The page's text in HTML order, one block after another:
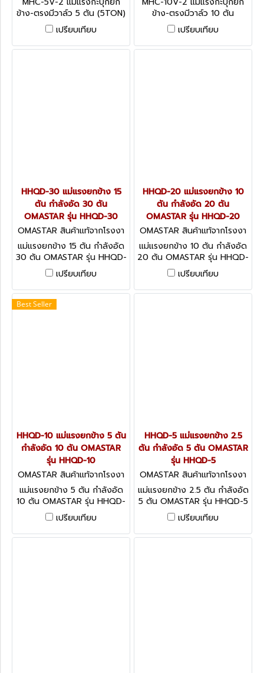
ข้าง-ตรงมีวาล์ว 5 ตัน (5TON)
MASADA JACK MHC-V
series พร้อม SAFETY VALVE
เปรียบเทียบ
ข้าง-ตรงมีวาล์ว 10 ตัน
(10TON) MASADA JACK
MHC-V series พร้อม
SAFETY VALVE
เปรียบเทียบ
HHQD-30 แม่แรงยกข้าง 15
ตัน กำลังอัด 30 ตัน
OMASTAR รุ่น HHQD-30
OMASTAR สินค้าแท้จากโรงงา
น HHQD-30
แม่แรงยกข้าง 15 ตัน กำลังอัด
30 ตัน OMASTAR รุ่น HHQD-
30
เปรียบเทียบ
HHQD-20 แม่แรงยกข้าง 10
ตัน กำลังอัด 20 ตัน
OMASTAR รุ่น HHQD-20
OMASTAR สินค้าแท้จากโรงงา
น HHQD-20
แม่แรงยกข้าง 10 ตัน กำลังอัด
20 ตัน OMASTAR รุ่น HHQD-
20
เปรียบเทียบ
Best Seller
HHQD-10 แม่แรงยกข้าง 5 ตัน
กำลังอัด 10 ตัน OMASTAR
รุ่น HHQD-10
OMASTAR สินค้าแท้จากโรงงา
น HHQD-10
แม่แรงยกข้าง 5 ตัน กำลังอัด
10 ตัน OMASTAR รุ่น HHQD-
10
เปรียบเทียบ
HHQD-5 แม่แรงยกข้าง 2.5
ตัน กำลังอัด 5 ตัน OMASTAR
รุ่น HHQD-5
OMASTAR สินค้าแท้จากโรงงา
น HHQD-5
แม่แรงยกข้าง 2.5 ตัน กำลังอัด
5 ตัน OMASTAR รุ่น HHQD-5
เปรียบเทียบ